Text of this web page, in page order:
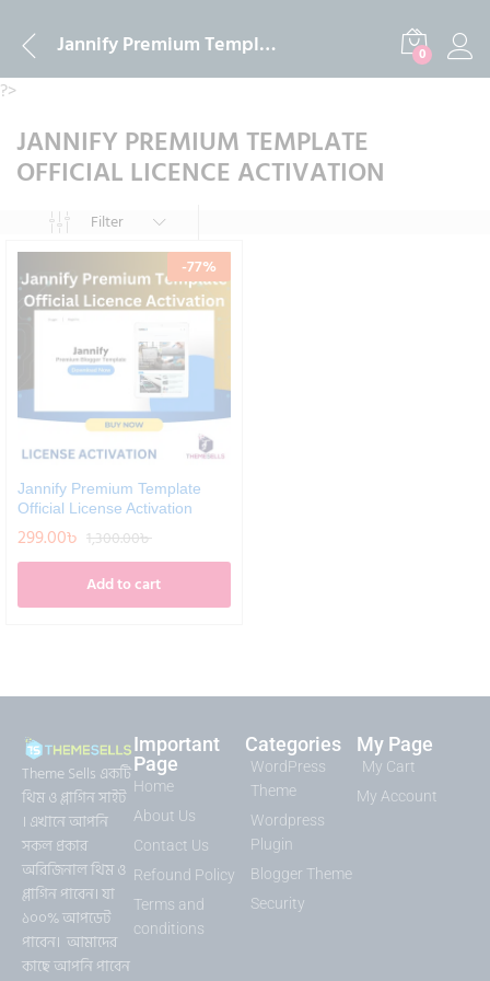
Jannify Premium Template Official Licence Activation 0
?>
JANNIFY PREMIUM TEMPLATE
OFFICIAL LICENCE ACTIVATION
Filter
-77%
Jannify Premium Template
Official License Activation
299.00৳ 1,300.00৳
Add to cart
Theme Sells একটি
থিম ও প্লাগিন সাইট
। এখানে আপনি
সকল প্রকার
অরিজিনাল থিম ও
প্লাগিন পাবেন। যা
১০০% আপডেট
পাবেন। আমাদের
কাছে আপনি পাবেন
Important
Page
Home
About Us
Contact Us
Refound Policy
Terms and
conditions
Categories
WordPress
Theme
Wordpress
Plugin
Blogger Theme
Security
My Page
My Cart
My Account